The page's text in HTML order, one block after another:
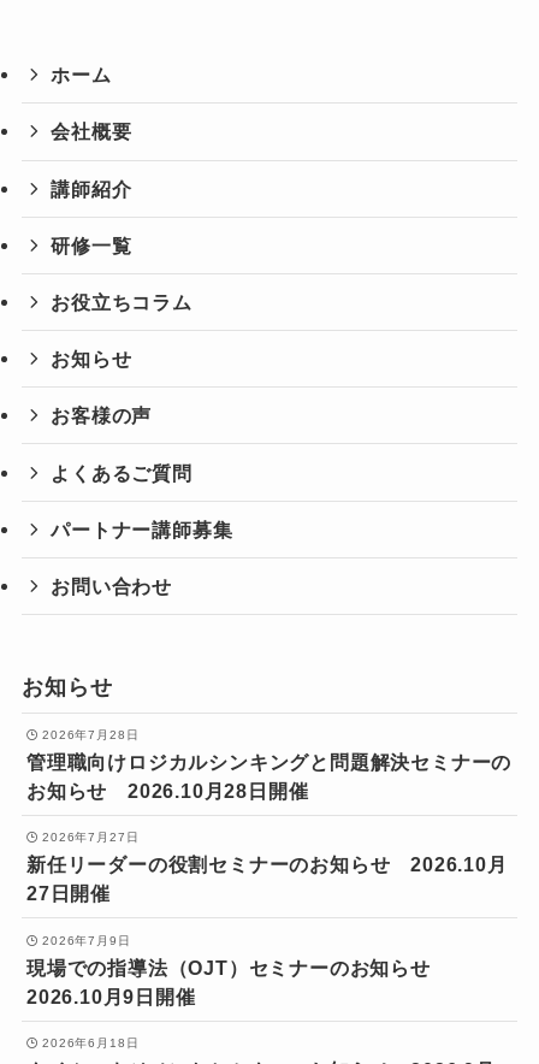
ホーム
会社概要
講師紹介
研修一覧
お役立ちコラム
お知らせ
お客様の声
よくあるご質問
パートナー講師募集
お問い合わせ
お知らせ
2026年7月28日
管理職向けロジカルシンキングと問題解決セミナーの
お知らせ 2026.10月28日開催
2026年7月27日
新任リーダーの役割セミナーのお知らせ 2026.10月
27日開催
2026年7月9日
現場での指導法（OJT）セミナーのお知らせ
2026.10月9日開催
2026年6月18日